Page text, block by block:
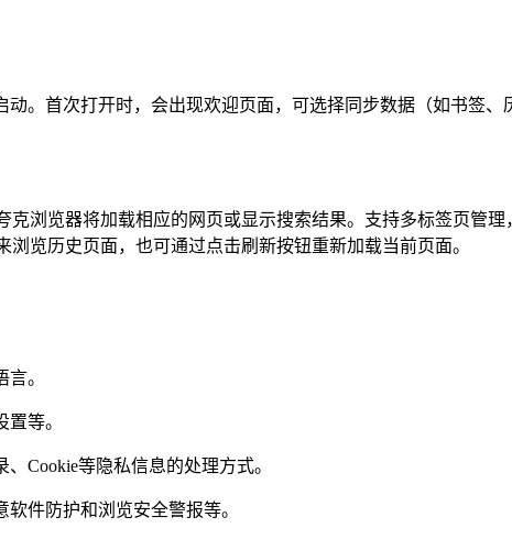
首次打开时，会出现欢迎页面，可选择同步数据（如书签、
览器将加载相应的网页或显示搜索结果。支持多标签页管理
览历史页面，也可通过点击刷新按钮重新加载当前页面。
。
等。
Cookie等隐私信息的处理方式。
件防护和浏览安全警报等。